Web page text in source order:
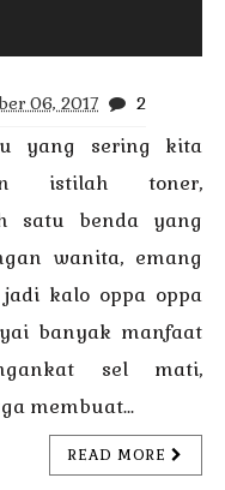
06, 2017 2
yang sering kita
istilah toner,
satu benda yang
wanita, emang
kalo oppa oppa
banyak manfaat
sel mati,
membuat...
READ MORE